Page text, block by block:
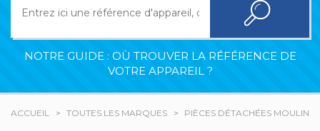
NOTRE GUIDE : OÙ TROUVER LA RÉFÉRENCE DE
VOTRE APPAREIL ?
ACCUEIL TOUTES LES MARQUES PIÈCES DÉTACHÉES MOULINEX